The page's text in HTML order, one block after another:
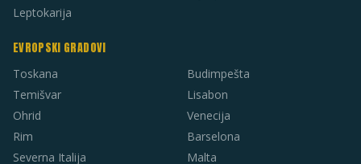
Leptokarija
EVROPSKI GRADOVI
Toskana
Temišvar
Ohrid
Rim
Severna Italija
Budimpešta
Lisabon
Venecija
Barselona
Malta